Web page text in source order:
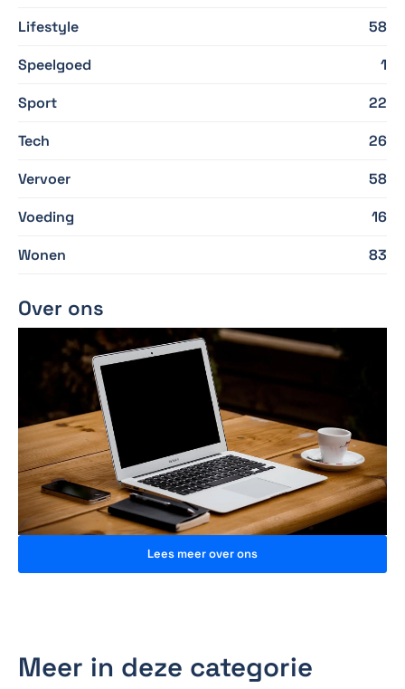
Lifestyle
58
Speelgoed
1
Sport
22
Tech
26
Vervoer
58
Voeding
16
Wonen
83
Over ons
Lees meer over ons
Meer in deze categorie